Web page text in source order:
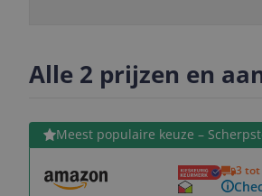
Alle 2 prijzen en
Meest populaire keuze –
3 tot
Bekijk product